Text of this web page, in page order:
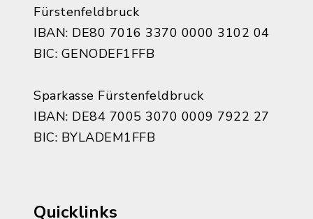
Fürstenfeldbruck
IBAN: DE80 7016 3370 0000 3102 04
BIC: GENODEF1FFB
Sparkasse Fürstenfeldbruck
IBAN: DE84 7005 3070 0009 7922 27
BIC: BYLADEM1FFB
Quicklinks